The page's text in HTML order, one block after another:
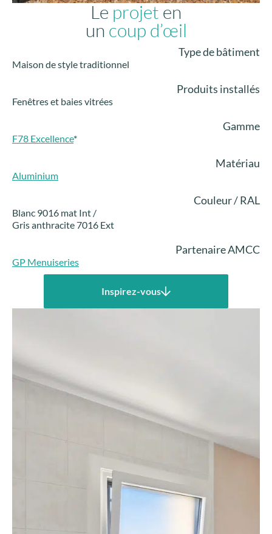
Le projet en
un coup d’œil
Type de bâtiment
Maison de style traditionnel
Produits installés
Fenêtres et baies vitrées
Gamme
F78 Excellence*
Matériau
Aluminium
Couleur / RAL
Blanc 9016 mat Int /
Gris anthracite 7016 Ext
Partenaire AMCC
GP Menuiseries
Inspirez-vous